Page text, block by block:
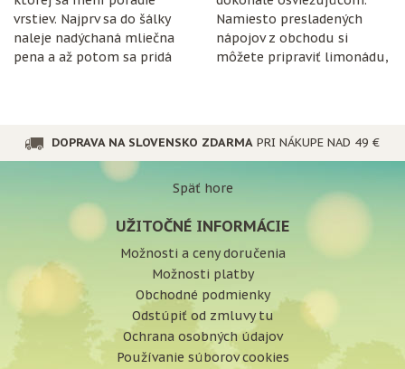
vrstiev. Najprv sa do šálky
naleje nadýchaná mliečna
pena a až potom sa pridá
Namiesto presladených
nápojov z obchodu si
môžete pripraviť limonádu,
DOPRAVA NA SLOVENSKO ZDARMA PRI NÁKUPE NAD 49 €
Späť hore
UŽITOČNÉ INFORMÁCIE
Možnosti a ceny doručenia
Možnosti platby
Obchodné podmienky
Odstúpiť od zmluvy tu
Ochrana osobných údajov
Používanie súborov cookies